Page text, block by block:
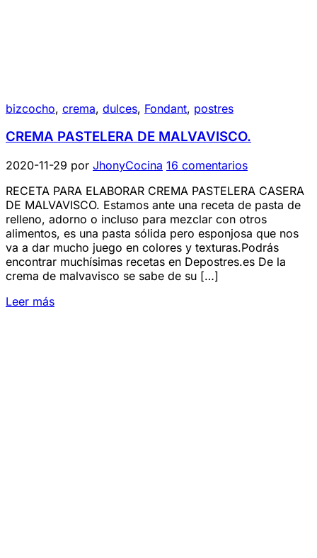
bizcocho, crema, dulces, Fondant, postres
CREMA PASTELERA DE MALVAVISCO.
2020-11-29 por JhonyCocina 16 comentarios
RECETA PARA ELABORAR CREMA PASTELERA CASERA
DE MALVAVISCO. Estamos ante una receta de pasta de
relleno, adorno o incluso para mezclar con otros
alimentos, es una pasta sólida pero esponjosa que nos
va a dar mucho juego en colores y texturas.Podrás
encontrar muchísimas recetas en Depostres.es De la
crema de malvavisco se sabe de su […]
Leer más